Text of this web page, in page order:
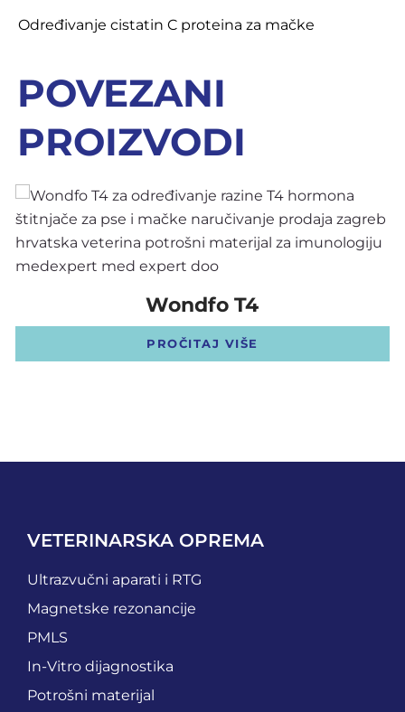
Određivanje cistatin C proteina za mačke
POVEZANI
PROIZVODI
Wondfo T4
PROČITAJ VIŠE
VETERINARSKA OPREMA
Ultrazvučni aparati i RTG
Magnetske rezonancije
PMLS
In-Vitro dijagnostika
Potrošni materijal